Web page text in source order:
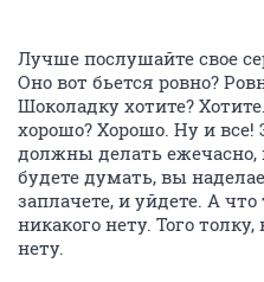
Лучше послушайте свое
Оно вот бьется ровно?
Шоколадку хотите?
хорошо? Хорошо. Ну и
должны делать
будете думать, вы
заплачете, и уйдете. А
никакого нету. Того
нету.